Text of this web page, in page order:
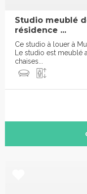
Studio meublé
résidence ...
Ce studio à louer à
Le studio est meublé
chaises...